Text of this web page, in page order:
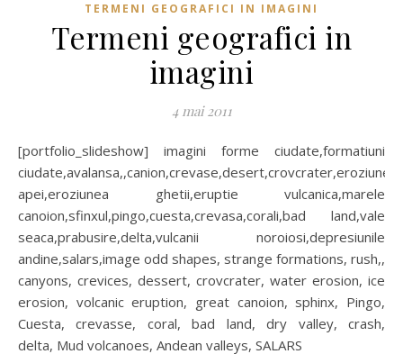
TERMENI GEOGRAFICI IN IMAGINI
Termeni geografici in
imagini
4 mai 2011
[portfolio_slideshow] imagini forme ciudate,formatiuni
ciudate,avalansa,,canion,crevase,desert,crovcrater,eroziunea
apei,eroziunea ghetii,eruptie vulcanica,marele
canoion,sfinxul,pingo,cuesta,crevasa,corali,bad land,vale
seaca,prabusire,delta,vulcanii noroiosi,depresiunile
andine,salars,image odd shapes, strange formations, rush,,
canyons, crevices, dessert, crovcrater, water erosion, ice
erosion, volcanic eruption, great canoion, sphinx, Pingo,
Cuesta, crevasse, coral, bad land, dry valley, crash,
delta, Mud volcanoes, Andean valleys, SALARS